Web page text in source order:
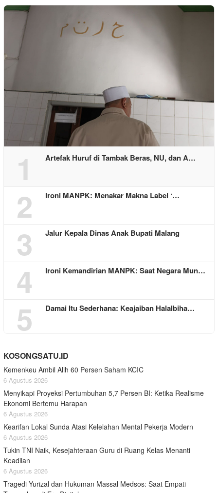
1 Artefak Huruf di Tambak Beras, NU, dan A…
2 Ironi MANPK: Menakar Makna Label ‘…
3 Jalur Kepala Dinas Anak Bupati Malang
4 Ironi Kemandirian MANPK: Saat Negara Mun…
5 Damai Itu Sederhana: Keajaiban Halalbiha…
KOSONGSATU.ID
Kemenkeu Ambil Alih 60 Persen Saham KCIC
6 Agustus 2026
Menyikapi Proyeksi Pertumbuhan 5,7 Persen BI: Ketika Realisme
Ekonomi Bertemu Harapan
6 Agustus 2026
Kearifan Lokal Sunda Atasi Kelelahan Mental Pekerja Modern
6 Agustus 2026
Tukin TNI Naik, Kesejahteraan Guru di Ruang Kelas Menanti
Keadilan
6 Agustus 2026
Tragedi Yurizal dan Hukuman Massal Medsos: Saat Empati